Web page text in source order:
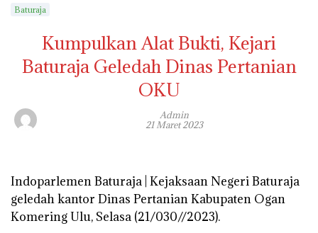
Baturaja
Kumpulkan Alat Bukti, Kejari
Baturaja Geledah Dinas Pertanian
OKU
Admin
21 Maret 2023
Indoparlemen Baturaja | Kejaksaan Negeri Baturaja
geledah kantor Dinas Pertanian Kabupaten Ogan
Komering Ulu, Selasa (21/030//2023).